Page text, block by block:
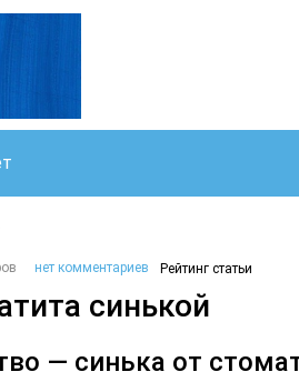
нет комментариев Рейтинг статьи
синькой
— синька от